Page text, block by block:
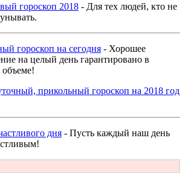
гороскоп 2018 - Для тех людей, кто не
гороскоп на сегодня - Хорошее
на целый день гарантировано в
прикольный гороскоп на 2018 год
дня - Пусть каждый наш день